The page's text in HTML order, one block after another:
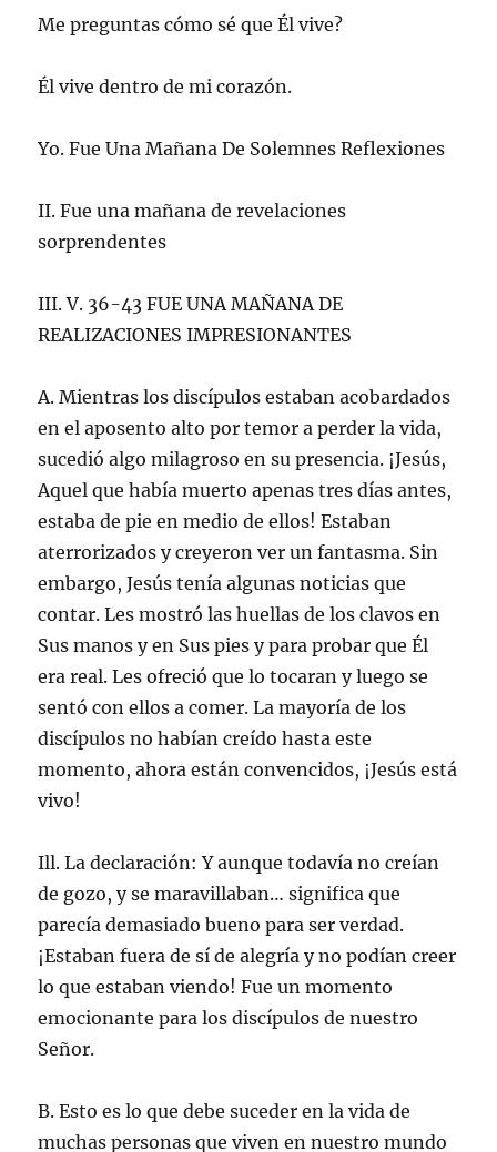
Me preguntas cómo sé que Él vive?
Él vive dentro de mi corazón.
Yo. Fue Una Mañana De Solemnes Reflexiones
II. Fue una mañana de revelaciones
sorprendentes
III. V. 36-43 FUE UNA MAÑANA DE
REALIZACIONES IMPRESIONANTES
A. Mientras los discípulos estaban acobardados
en el aposento alto por temor a perder la vida,
sucedió algo milagroso en su presencia. ¡Jesús,
Aquel que había muerto apenas tres días antes,
estaba de pie en medio de ellos! Estaban
aterrorizados y creyeron ver un fantasma. Sin
embargo, Jesús tenía algunas noticias que
contar. Les mostró las huellas de los clavos en
Sus manos y en Sus pies y para probar que Él
era real. Les ofreció que lo tocaran y luego se
sentó con ellos a comer. La mayoría de los
discípulos no habían creído hasta este
momento, ahora están convencidos, ¡Jesús está
vivo!
Ill. La declaración: Y aunque todavía no creían
de gozo, y se maravillaban… significa que
parecía demasiado bueno para ser verdad.
¡Estaban fuera de sí de alegría y no podían creer
lo que estaban viendo! Fue un momento
emocionante para los discípulos de nuestro
Señor.
B. Esto es lo que debe suceder en la vida de
muchas personas que viven en nuestro mundo